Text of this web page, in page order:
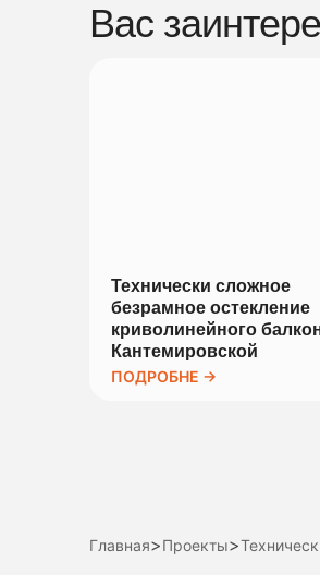
Вас
Технически сложное
безрамное остекление
криволинейного
Кантемировской
ПОДРОБНЕ →
Главная>Проекты>